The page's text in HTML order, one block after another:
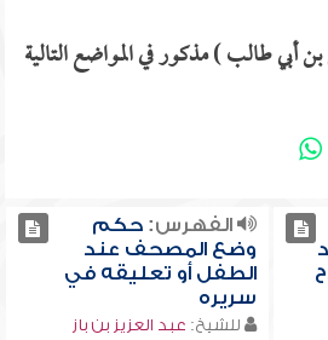
أبي طالب ) مذكور في المواضع التالية
الفهرس:حكم
وضع المصحف عند
الطفل أو تعليقه في
سريره
للشيخ: عبد العزيز بن باز